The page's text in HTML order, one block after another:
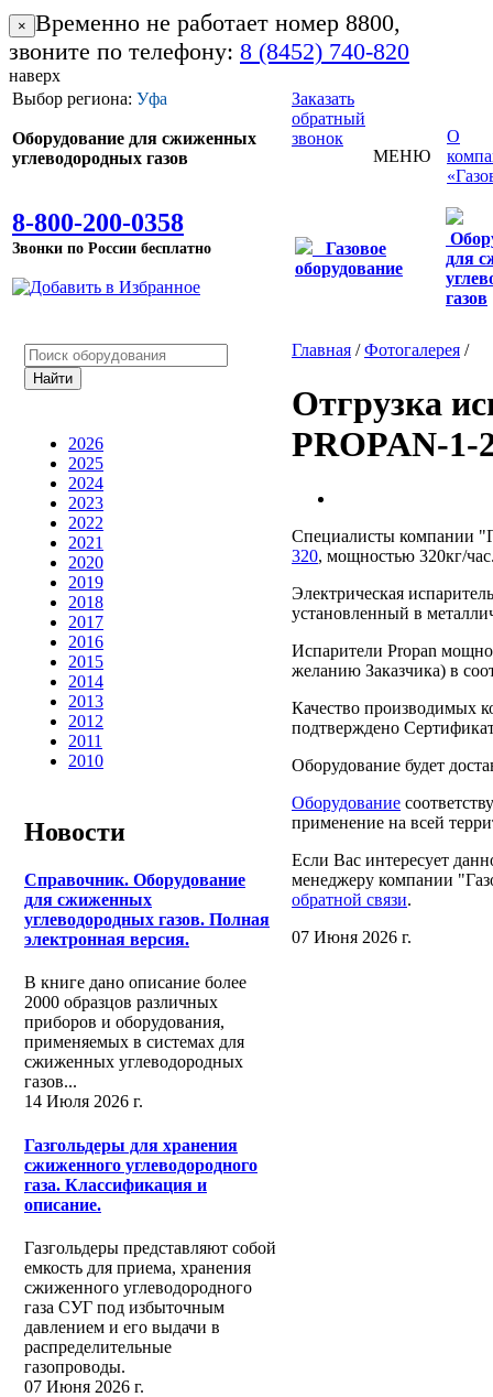
× Временно не работает номер 8800,
звоните по телефону: 8 (8452) 740-820
наверх
Выбор региона: Уфа
Оборудование для сжиженных
углеводородных газов
8-800-200-0358
Звонки по России бесплатно
Заказать
обратный
звонок
МЕНЮ
О
Газовое
оборудование
для
газов
2026
2025
2024
2023
2022
2021
2020
2019
2018
2017
2016
2015
2014
2013
2012
2011
2010
Новости
Справочник. Оборудование
для сжиженных
углеводородных газов. Полная
электронная версия.
В книге дано описание более
2000 образцов различных
приборов и оборудования,
применяемых в системах для
сжиженных углеводородных
газов...
14 Июля 2026 г.
Газгольдеры для хранения
сжиженного углеводородного
газа. Классификация и
описание.
Газгольдеры представляют собой
емкость для приема, хранения
сжиженного углеводородного
газа СУГ под избыточным
давлением и его выдачи в
распределительные
газопроводы.
07 Июня 2026 г.
Главная /Фотогалерея /
Отгрузка
PROPAN-1-
Специалисты компании
320, мощностью 320кг/
Электрическая
установленный в
Испарители Propan
желанию Заказчика) в
Качество производимых
подтверждено
Оборудование будет
Оборудование
применение на всей
Если Вас интересует
менеджеру компании
обратной связи.
07 Июня 2026 г.